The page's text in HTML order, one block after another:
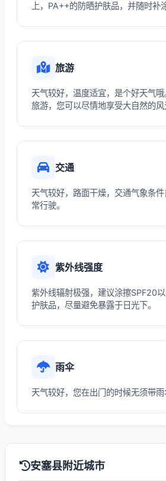
上，PA++的防晒护肤品，并随时补
旅游
天气较好，温度适宜，是个好天气
旅游，您可以尽情地享受大自然的风
交通
天气较好，路面干燥，交通气象条
常行驶。
紫外线强度
紫外线辐射极强，建议涂擦SPF20
护肤品，尽量避免暴露于日光下。
雨伞
天气较好，您在出门的时候无须带雨
安塞县附近城市